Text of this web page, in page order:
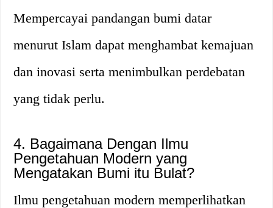
Mempercayai pandangan bumi datar
menurut Islam dapat menghambat kemajuan
dan inovasi serta menimbulkan perdebatan
yang tidak perlu.
4. Bagaimana Dengan Ilmu
Pengetahuan Modern yang
Mengatakan Bumi itu Bulat?
Ilmu pengetahuan modern memperlihatkan